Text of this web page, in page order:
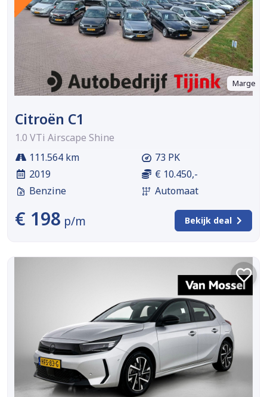
Marge
Citroën C1
1.0 VTi Airscape Shine
111.564 km
2019
Benzine
73 PK
€ 10.450,-
Automaat
€ 198 p/m Bekijk deal